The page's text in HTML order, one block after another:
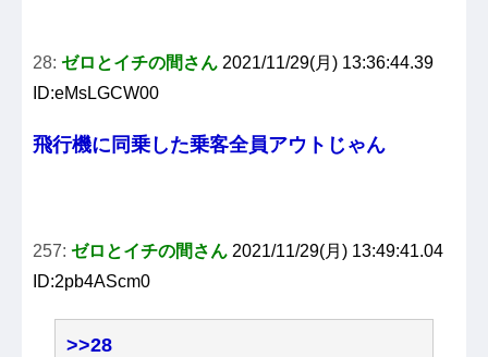
28: ゼロとイチの間さん 2021/11/29(月) 13:36:44.39
ID:eMsLGCW00
飛行機に同乗した乗客全員アウトじゃん
257: ゼロとイチの間さん 2021/11/29(月) 13:49:41.04
ID:2pb4AScm0
>>28